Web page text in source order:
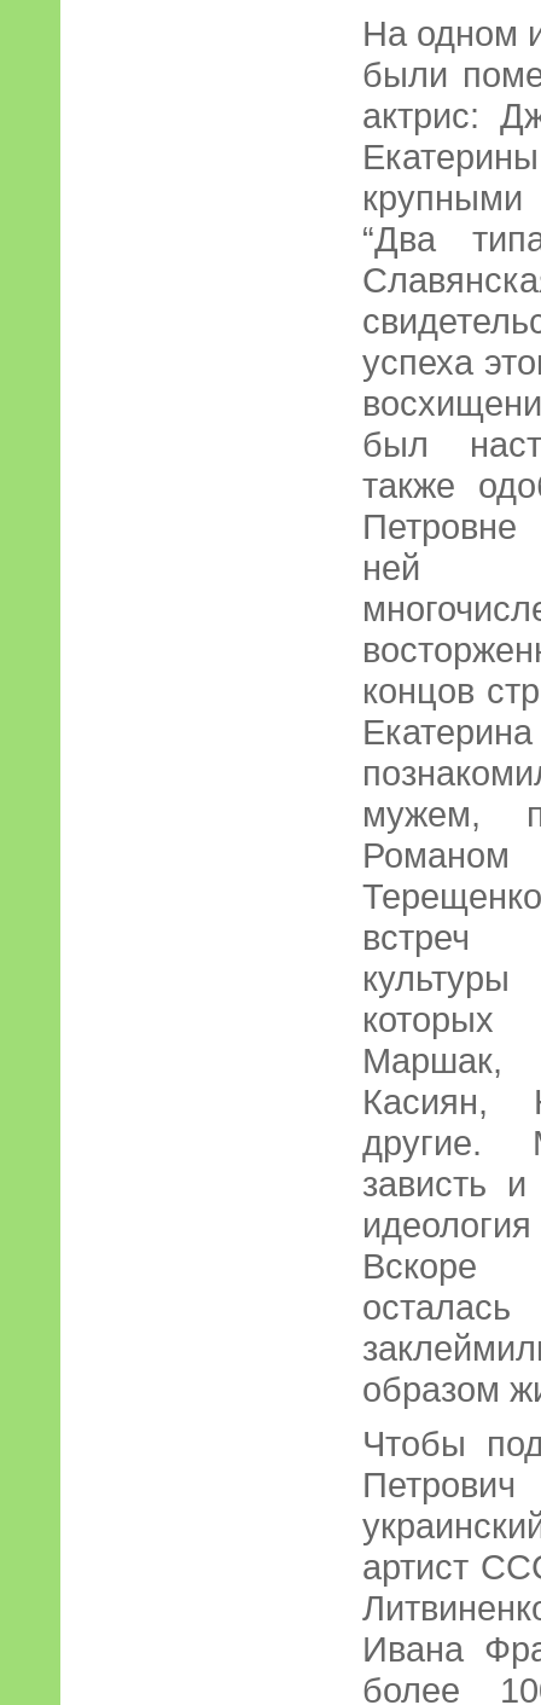
На одном
были
актрис:
“Два
успеха
был
также
ней
концов
мужем,
встреч
Маршак,
Касиян,
другие.
зависть
Вскоре
образом
Чтобы
артист
Ивана
более